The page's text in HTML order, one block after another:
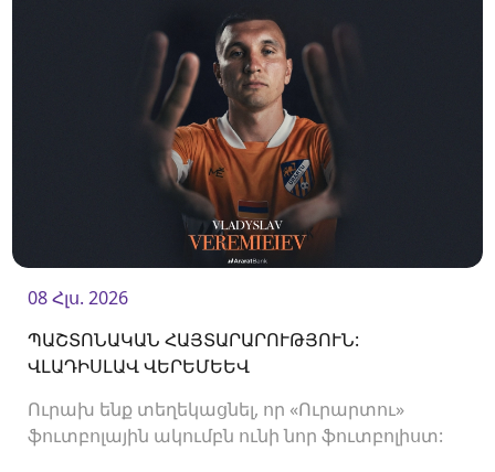
08 Հլս. 2026
ՊԱՇՏՈՆԱԿԱՆ ՀԱՅՏԱՐԱՐՈՒԹՅՈՒՆ:
ՎԼԱԴԻՍԼԱՎ ՎԵՐԵՄԵԵՎ
Ուրախ ենք տեղեկացնել, որ «Ուրարտու»
ֆուտբոլային ակումբն ունի նոր ֆուտբոլիստ: